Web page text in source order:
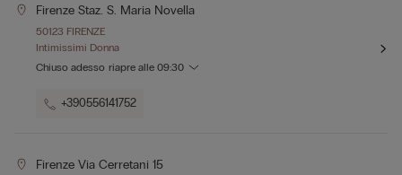
Firenze Staz. S. Maria Novella
50123 FIRENZE
Intimissimi Donna
Chiuso adesso riapre alle 09:30
+390556141752
Firenze Via Cerretani 15